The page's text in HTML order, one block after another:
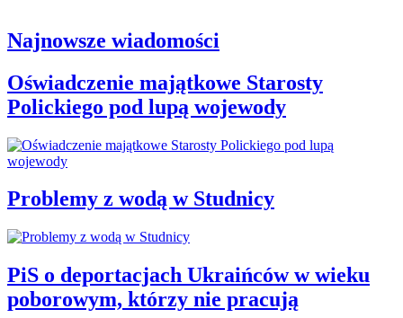
Najnowsze wiadomości
Oświadczenie majątkowe Starosty
Polickiego pod lupą wojewody
Problemy z wodą w Studnicy
PiS o deportacjach Ukraińców w wieku
poborowym, którzy nie pracują